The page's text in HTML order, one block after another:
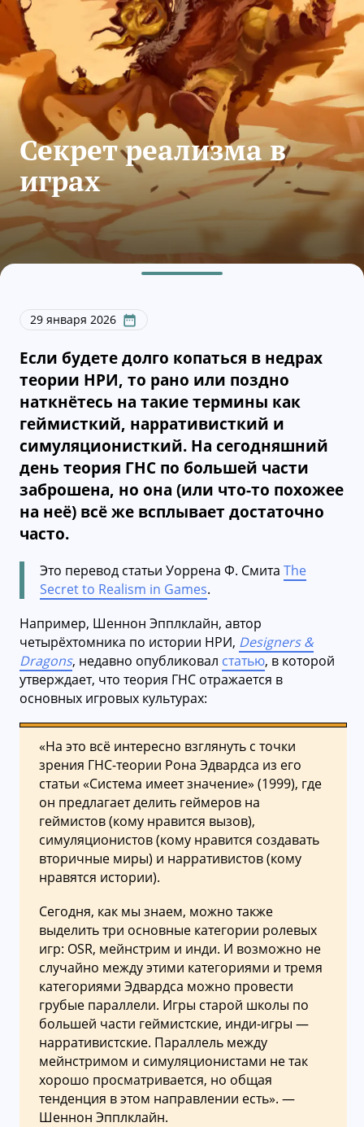
Секрет реализма в
играх
29 января 2026
Если будете долго копаться в недрах
теории НРИ, то рано или поздно
наткнётесь на такие термины как
геймисткий, нарративисткий и
симуляционисткий. На сегодняшний
день теория ГНС по большей части
заброшена, но она (или что-то похожее
на неё) всё же всплывает достаточно
часто.
Это перевод статьи Уоррена Ф. Смита The
Secret to Realism in Games.
Например, Шеннон Эпплклайн, автор
четырёхтомника по истории НРИ, Designers &
Dragons, недавно опубликовал статью, в которой
утверждает, что теория ГНС отражается в
основных игровых культурах:
«На это всё интересно взглянуть с точки
зрения ГНС-теории Рона Эдвардса из его
статьи «Система имеет значение» (1999), где
он предлагает делить геймеров на
геймистов (кому нравится вызов),
симуляционистов (кому нравится создавать
вторичные миры) и нарративистов (кому
нравятся истории).
Сегодня, как мы знаем, можно также
выделить три основные категории ролевых
игр: OSR, мейнстрим и инди. И возможно не
случайно между этими категориями и тремя
категориями Эдвардса можно провести
грубые параллели. Игры старой школы по
большей части геймистские, инди-игры —
нарративистские. Параллель между
мейнстримом и симуляционистами не так
хорошо просматривается, но общая
тенденция в этом направлении есть». —
Шеннон Эпплклайн.